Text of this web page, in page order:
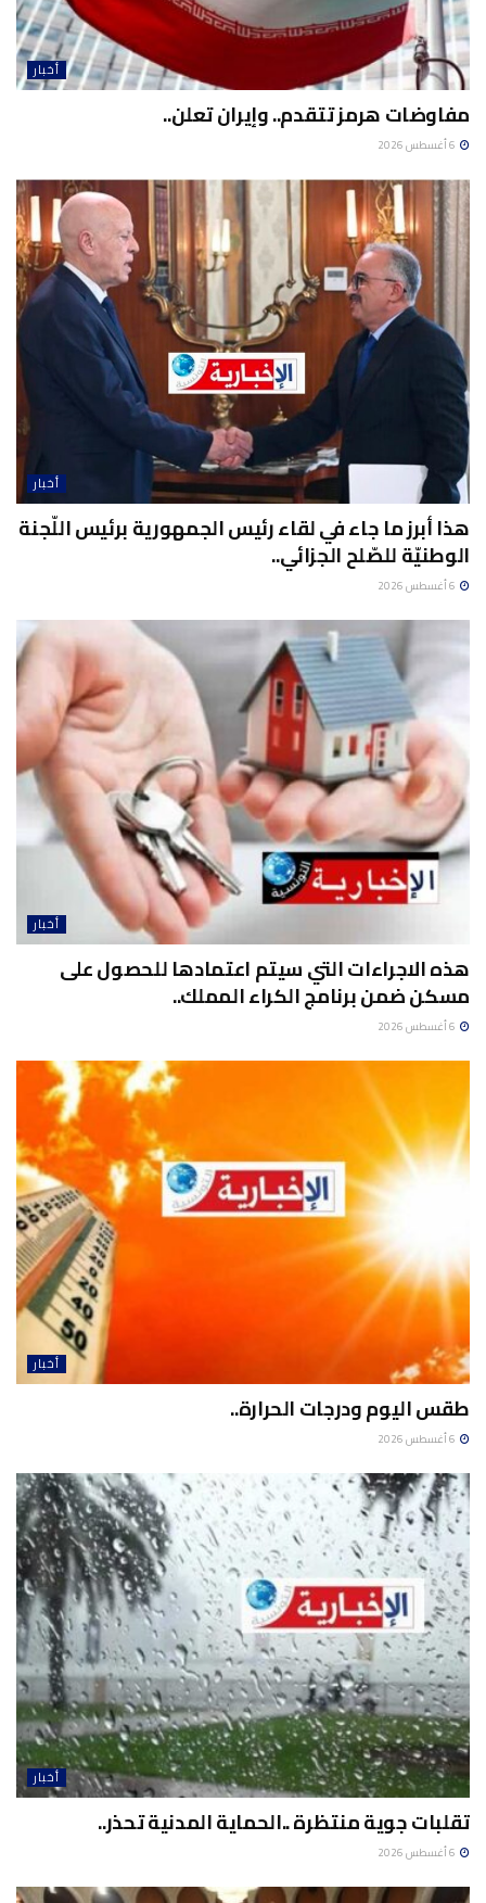
أخبار
مفاوضات هرمز تتقدم.. وإيران تعلن..
أخبار
هذا أبرز ما جاء في لقاء رئيس الجمهورية برئيس اللّجنة
الوطنيّة للصّلح الجزائي..
أخبار
هذه الاجراءات التي سيتم اعتمادها للحصول على
مسكن ضمن برنامج الكراء المملك..
أخبار
طقس اليوم ودرجات الحرارة..
أخبار
تقلبات جوية منتظرة ..الحماية المدنية تحذر..